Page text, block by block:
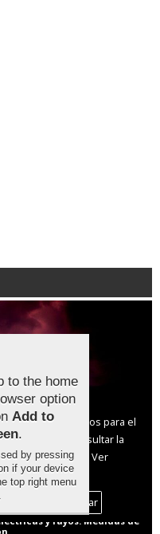
y rayos. Medidas de
de cookies:
y de terceros para el
Puedes consultar la
desconectarlas.
Ver
y Cookies
Personalizar
to the home
option
Add to
.
by pressing
if your device
top right menu
.